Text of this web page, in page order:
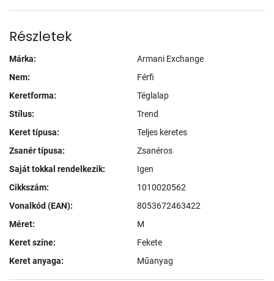
Részletek
Márka:
Armani Exchange
Nem:
Férfi
Keretforma:
Téglalap
Stílus:
Trend
Keret típusa:
Teljes keretes
Zsanér típusa:
Zsanéros
Saját tokkal rendelkezik:
Igen
Cikkszám:
1010020562
Vonalkód (EAN):
8053672463422
Méret:
M
Keret színe:
Fekete
Keret anyaga:
Műanyag